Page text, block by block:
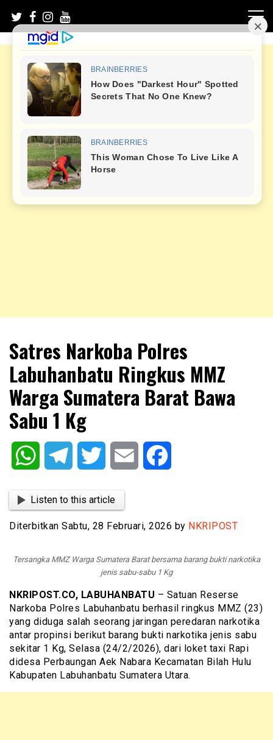
content
NKRIPOST
Satres Narkoba Polres
Labuhanbatu Ringkus MMZ
Warga Sumatera Barat Bawa
Sabu 1 Kg
WhatsAppTelegram Twitter Email
Listen to this article
Diterbitkan Sabtu, 28 Februari, 2026 by NKRIPOST
Tersangka MMZ Warga Sumatera Barat bersama barang bukti narkotika
jenis sabu-sabu 1 Kg
NKRIPOST.CO, LABUHANBATU – Satuan Reserse
Narkoba Polres Labuhanbatu berhasil ringkus MMZ (23)
yang diduga salah seorang jaringan peredaran narkotika
antar propinsi berikut barang bukti narkotika jenis sabu
sekitar 1 Kg, Selasa (24/2/2026), dari loket taxi Rapi
didesa Perbaungan Aek Nabara Kecamatan Bilah Hulu
Kabupaten Labuhanbatu Sumatera Utara.